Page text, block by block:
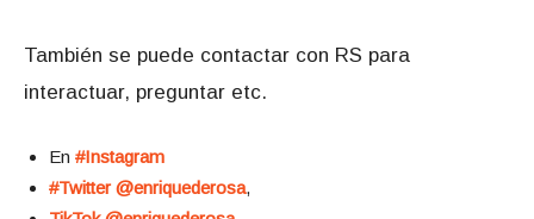
También se puede contactar con RS para
interactuar, preguntar etc.
En #Instagram
#Twitter @enriquederosa,